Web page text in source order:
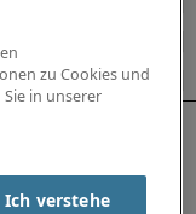
zu Cookies und
in unserer
Ich verstehe